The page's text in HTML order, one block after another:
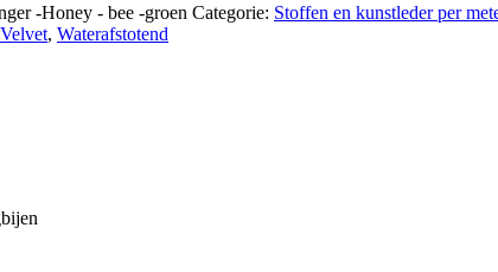
-Honey - bee -groen Categorie: Stoffen en kunstleder per
Velvet, Waterafstotend